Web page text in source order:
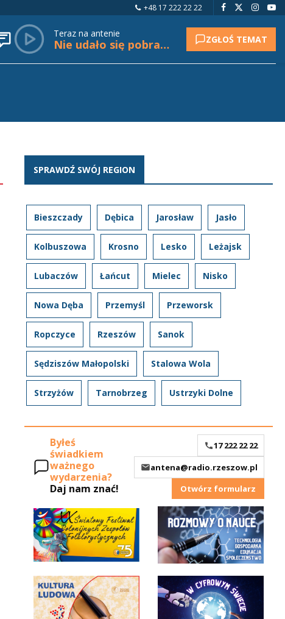
+48 17 222 22 22
Teraz na antenie
Nie udało się pobrać tytułu. ZGŁOŚ TEMAT
SPRAWDŹ SWÓJ REGION
Bieszczady Dębica Jarosław Jasło
Kolbuszowa Krosno Lesko Leżajsk
Lubaczów Łańcut Mielec Nisko
Nowa Dęba Przemyśl Przeworsk
Ropczyce Rzeszów Sanok
Sędziszów Małopolski Stalowa Wola
Strzyżów Tarnobrzeg Ustrzyki Dolne
Byłeś
świadkiem
ważnego
wydarzenia?
Daj nam znać!
17 222 22 22
antena@radio.rzeszow.pl
Otwórz formularz